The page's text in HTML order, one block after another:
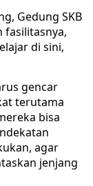
Gedung SKB
fasilitasnya,
di sini,
gencar
terutama
bisa
agar
jenjang